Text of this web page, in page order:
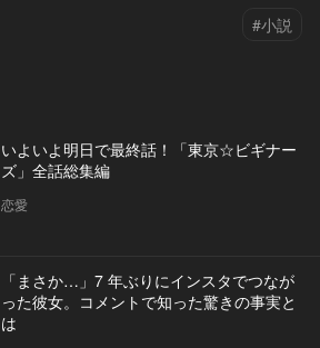
#小説
いよいよ明日で最終話！「東京☆ビギナー
ズ」全話総集編
恋愛
「まさか…」7 年ぶりにインスタでつなが
った彼女。コメントで知った驚きの事実と
は